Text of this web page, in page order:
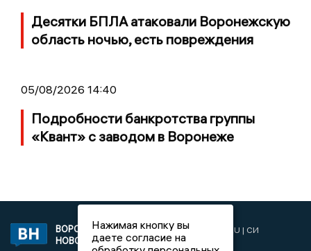
Десятки БПЛА атаковали Воронежскую
область ночью, есть повреждения
05/08/2026 14:40
Подробности банкротства группы
«Квант» с заводом в Воронеже
ВОРОНЕЖСКИЕ
НОВОСТИ
2019 © VORONEZHNEWS.RU | СИ
«Воронежские новости»
Нажимая кнопку вы
даете согласие на